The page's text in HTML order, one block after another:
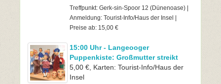
Treffpunkt: Gerk-sin-Spoor 12 (Dünenoase) |
Anmeldung: Tourist-Info/Haus der Insel |
Preise ab: 15,00 €
15:00 Uhr - Langeooger
Puppenkiste: Großmutter streikt
5,00 €, Karten: Tourist-Info/Haus der
Insel